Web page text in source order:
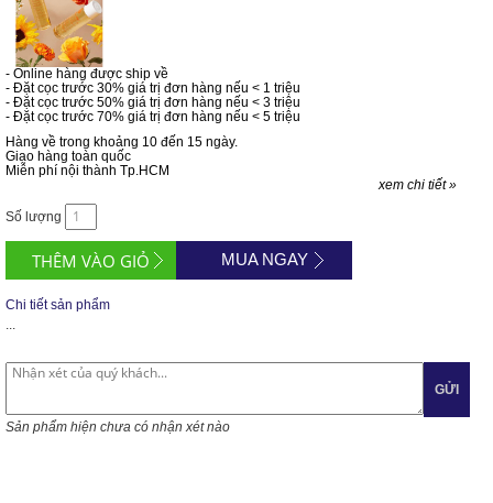
- Online hàng được ship về
- Đặt cọc trước 30% giá trị đơn hàng nếu < 1 triệu
- Đặt cọc trước 50% giá trị đơn hàng nếu < 3 triệu
- Đặt cọc trước 70% giá trị đơn hàng nếu < 5 triệu
Hàng về trong khoảng 10 đến 15 ngày.
Giao hàng toàn quốc
Miễn phí nội thành Tp.HCM
xem chi tiết »
Số lượng
MUA NGAY
Chi tiết sản phẩm
...
GỬI
Sản phẩm hiện chưa có nhận xét nào